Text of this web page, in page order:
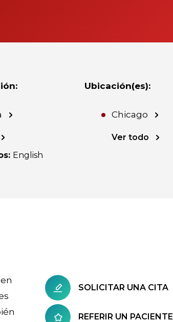
: Ubicación(es):
Chicago
Ver todo
: English
SOLICITAR UNA CITA
REFERIR UN PACIENTE